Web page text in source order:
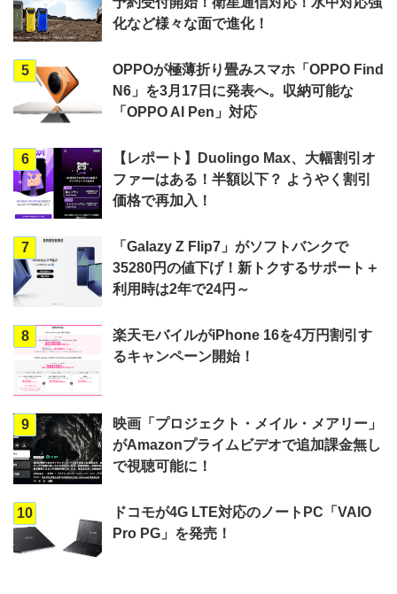
化など様々な面で進化！
5
OPPOが極薄折り畳みスマホ「OPPO Find
N6」を3月17日に発表へ。収納可能な
「OPPO AI Pen」対応
6
【レポート】Duolingo Max、大幅割引オ
ファーはある！半額以下？ ようやく割引
価格で再加入！
7
「Galazy Z Flip7」がソフトバンクで
35280円の値下げ！新トクするサポート＋
利用時は2年で24円～
8
楽天モバイルがiPhone 16を4万円割引す
るキャンペーン開始！
9
映画「プロジェクト・メイル・メアリー」
がAmazonプライムビデオで追加課金無し
で視聴可能に！
10
ドコモが4G LTE対応のノートPC「VAIO
Pro PG」を発売！